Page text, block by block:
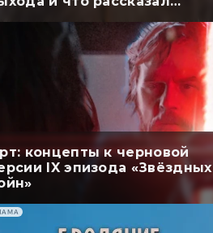
концепты к черновой
IX эпизода «Звёздных